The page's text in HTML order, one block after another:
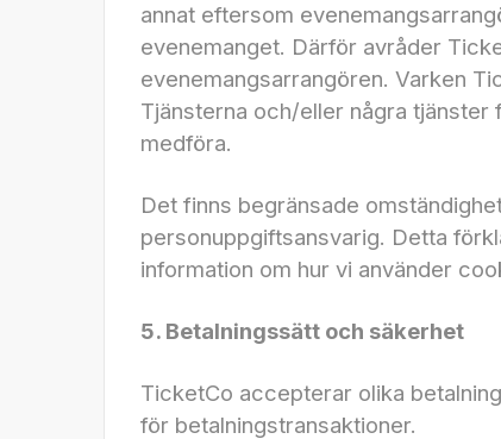
annat eftersom
evenemanget. Därför avråder
evenemangsarrangören. Varken
Tjänsterna och/eller några
medföra.
Det finns begränsade
personuppgiftsansvarig. Detta
information om hur vi använder
5. Betalningssätt och säkerhet
TicketCo accepterar olika
för betalningstransaktioner.